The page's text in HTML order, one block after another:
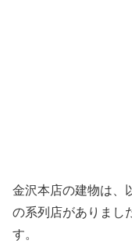
金沢本店の建物は、
の系列店がありまし
す。